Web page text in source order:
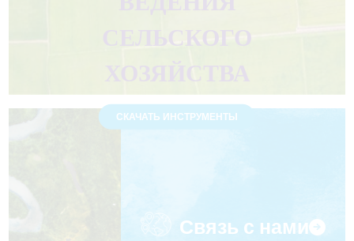
СЕЛЬСКОГО
ХОЗЯЙСТВА
СКАЧАТЬ ИНСТРУМЕНТЫ
Связь с нами